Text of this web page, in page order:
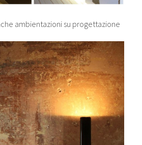
ambientazioni su progettazione